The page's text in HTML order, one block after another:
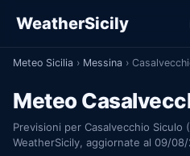
WeatherSicily
Meteo Sicilia › Messina ›
Meteo
Previsioni per Casalvecchio
WeatherSicily, aggiornate al 09/08/